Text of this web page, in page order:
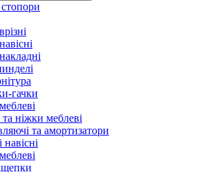
гачки
ніжки меблеві
та амортизатори